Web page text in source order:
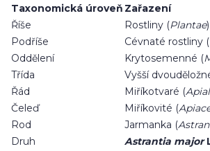
Taxonomická úroveň Zařazení
Říše
Rostliny (Plantae)
Podříše
Cévnaté rostliny (
Oddělení
Krytosemenné (
Třída
Vyšší
Řád
Miříkotvaré (
Čeleď
Miříkovité (
Rod
Jarmanka (
Druh
Astrantia major